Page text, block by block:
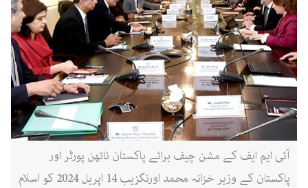
آئی ایم ایف کے مشن چیف برائے پاکستان ناتھن پورٹر اور
پاکستان کے وزیر خزانہ محمد اورنگزیب 14 اپریل 2024 کو اسلام